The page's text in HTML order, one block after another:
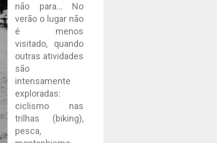
não para... No
verão o lugar não
é menos
visitado, quando
outras atividades
são
intensamente
exploradas:
ciclismo nas
trilhas (biking),
pesca,